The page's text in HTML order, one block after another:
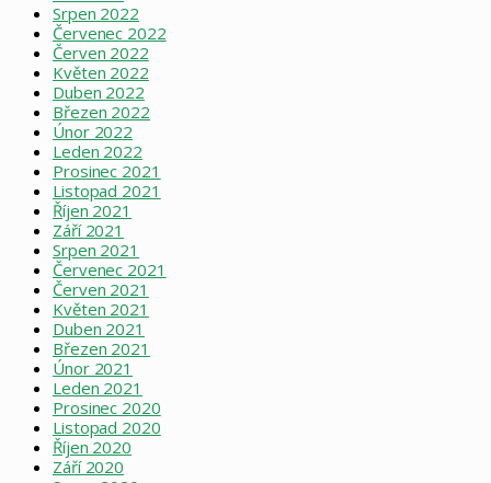
Srpen 2022
Červenec 2022
Červen 2022
Květen 2022
Duben 2022
Březen 2022
Únor 2022
Leden 2022
Prosinec 2021
Listopad 2021
Říjen 2021
Září 2021
Srpen 2021
Červenec 2021
Červen 2021
Květen 2021
Duben 2021
Březen 2021
Únor 2021
Leden 2021
Prosinec 2020
Listopad 2020
Říjen 2020
Září 2020